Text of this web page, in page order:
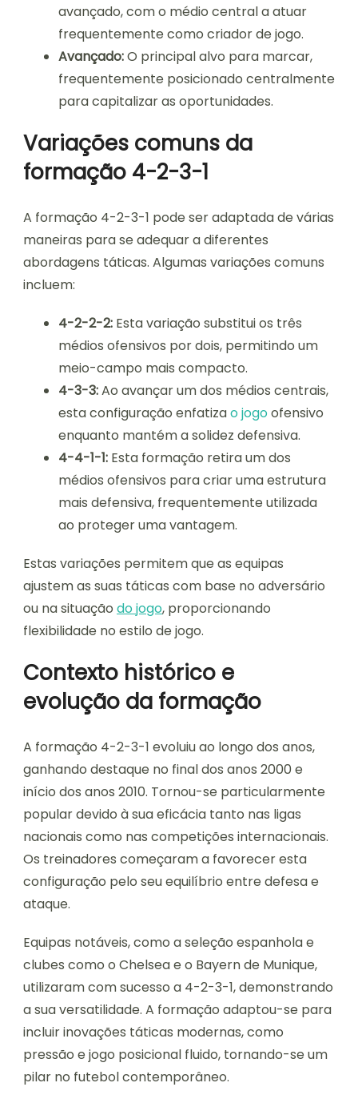
avançado, com o médio central a atuar
frequentemente como criador de jogo.
Avançado:O principal alvo para marcar,
frequentemente posicionado centralmente
para capitalizar as oportunidades.
Variações comuns da
formação 4-2-3-1
A formação 4-2-3-1 pode ser adaptada de várias
maneiras para se adequar a diferentes
abordagens táticas. Algumas variações comuns
incluem:
4-2-2-2: Esta variação substitui os três
médios ofensivos por dois, permitindo um
meio-campo mais compacto.
4-3-3:Ao avançar um dos médios centrais,
esta configuração enfatizao jogoofensivo
enquanto mantém a solidez defensiva.
4-4-1-1: Esta formação retira um dos
médios ofensivos para criar uma estrutura
mais defensiva, frequentemente utilizada
ao proteger uma vantagem.
Estas variações permitem que as equipas
ajustem as suas táticas com base no adversário
ou na situação do jogo, proporcionando
flexibilidade no estilo de jogo.
Contexto histórico e
evolução da formação
A formação 4-2-3-1 evoluiu ao longo dos anos,
ganhando destaque no final dos anos 2000 e
início dos anos 2010. Tornou-se particularmente
popular devido à sua eficácia tanto nas ligas
nacionais como nas competições internacionais.
Os treinadores começaram a favorecer esta
configuração pelo seu equilíbrio entre defesa e
ataque.
Equipas notáveis, como a seleção espanhola e
clubes como o Chelsea e o Bayern de Munique,
utilizaram com sucesso a 4-2-3-1, demonstrando
a sua versatilidade. A formação adaptou-se para
incluir inovações táticas modernas, como
pressão e jogo posicional fluido, tornando-se um
pilar no futebol contemporâneo.